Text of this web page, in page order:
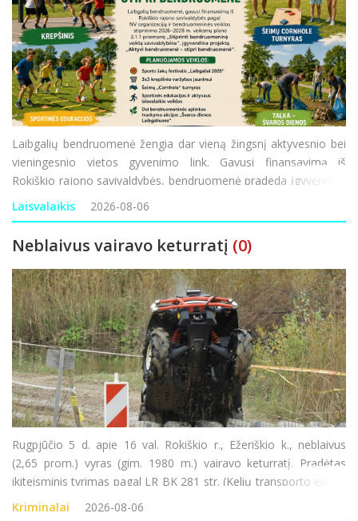
Laibgalių bendruomenė žengia dar vieną žingsnį aktyvesnio bei
vieningesnio vietos gyvenimo link. Gavusi finansavimą iš
Rokiškio rajono savivaldybės, bendruomenė pradeda įgyvendinti
projektą „Aktyvi bendruomenė – stipri bendruomenė“. Ši
iniciatyva finansuojama
Laisvalaikis 2026-08-06
Neblaivus vairavo keturratį (0)
Rugpjūčio 5 d. apie 16 val. Rokiškio r., Ežeriškio k., neblaivus
(2,65 prom.) vyras (gim. 1980 m.) vairavo keturratį. Pradėtas
ikiteisminis tyrimas pagal LR BK 281 str. (Kelių transporto eismo
saugumo ar transporto priemonių eksploatavimo taisyklių
Kriminalai 2026-08-06